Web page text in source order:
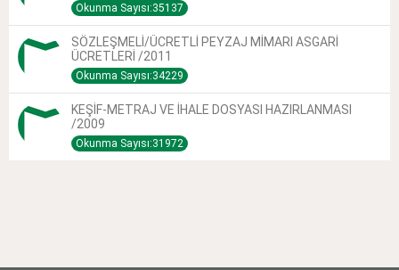
Okunma Sayısı:35137
SÖZLEŞMELİ/ÜCRETLİ PEYZAJ MİMARI ASGARİ
ÜCRETLERİ /2011
Okunma Sayısı:34229
KEŞİF-METRAJ VE İHALE DOSYASI HAZIRLANMASI
/2009
Okunma Sayısı:31972